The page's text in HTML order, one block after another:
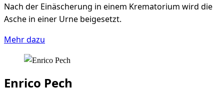
Nach der Einäscherung in einem Krematorium wird die
Asche in einer Urne beigesetzt.
Mehr dazu
Enrico Pech